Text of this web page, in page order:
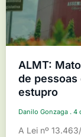
ALMT:
de pessoas
estupro
Danilo Gonzaga 4
A Lei nº